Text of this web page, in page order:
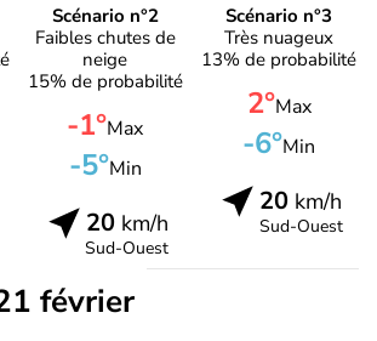
Scénario n°2
Faibles chutes de
neige
15% de probabilité
-1°Max
-5°Min
20km/h
Sud-Ouest
Scénario n°3
Très nuageux
13% de probabilité
2°Max
-6°Min
20 km/h
Sud-Ouest
février